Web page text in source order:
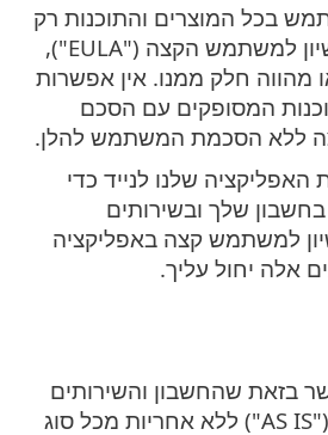
בכל המוצרים והתוכנות רק
בהתאם להסכם הרשיון למשתמש הקצה ("EULA"),
מהווה חלק ממנו. אין אפשרות
המסופקים עם הסכם
ללא הסכמת המשתמש להלן.
שלנו לנייד כדי
שלך ובשירותים
למשתמש קצה באפליקציה
שהחשבון והשירותים
מסופקים כפי שהם‎ ("AS IS"), ‎ללא אחריות מכל סוג